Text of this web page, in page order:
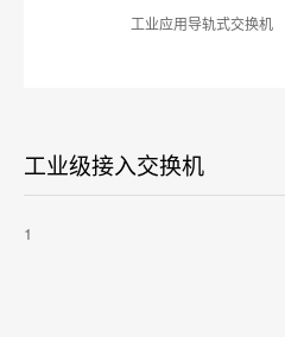
工业应用导轨式交换机
工业级接入交换机
1